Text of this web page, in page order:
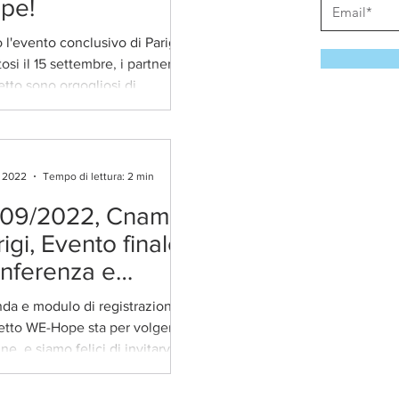
l'evento conclusivo di Parigi,
il 15 settembre, i partner del
sono orgogliosi di
che la risorsa...
2022, Cnam,
Evento finale -
e
e modulo di registrazione Il
WE-Hope sta per volgere al
e siamo felici di invitarvi
finale, che si...
Tempo di lettura: 2 min